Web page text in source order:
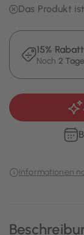
Das Produkt
15%
Noch 2 Tage
Informationen